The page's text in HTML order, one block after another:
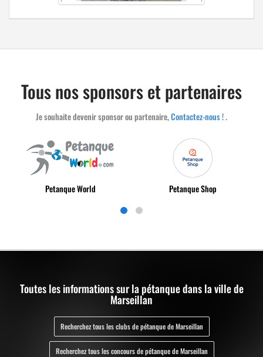
Tous nos sponsors et partenaires
Je souhaite devenir sponsor ou partenaire,Contactez-nous !.
Petanque World Petanque Shop
Toutes les informations sur la pétanque dans la ville de
Marseillan
Recherchez tous les clubs de pétanque de Marseillan
Recherchez tous les concours de pétanque de Marseillan